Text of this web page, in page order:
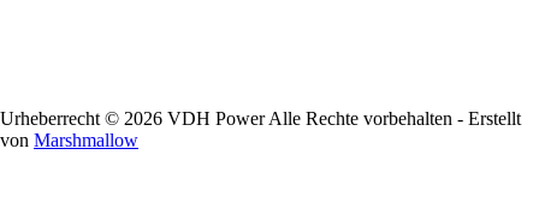
Urheberrecht © 2026 VDH Power Alle Rechte vorbehalten - Erstellt
von Marshmallow